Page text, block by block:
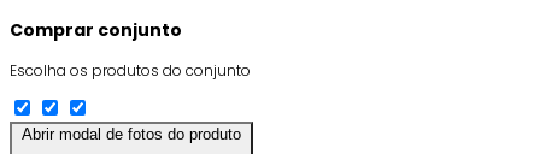
Comprar conjunto
Escolha os produtos do conjunto
Abrir modal de fotos do produto